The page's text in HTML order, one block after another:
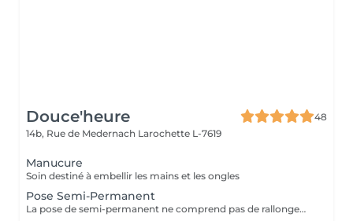
Douce'heure
48
14b, Rue de Medernach Larochette L-7619
Manucure
Soin destiné à embellir les mains et les ongles
Pose Semi-Permanent
La pose de semi-permanent ne comprend pas de rallongement des ongles. Si vous souhaitez plus de longueur, merci de sélectionner l'option pose complète avec rallongement